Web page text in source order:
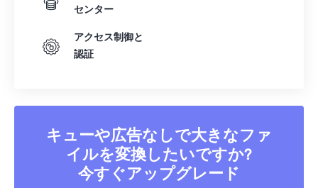
センター
アクセス制御と
認証
キューや広告なしで大きなファ
イルを変換したいですか?
今すぐアップグレード